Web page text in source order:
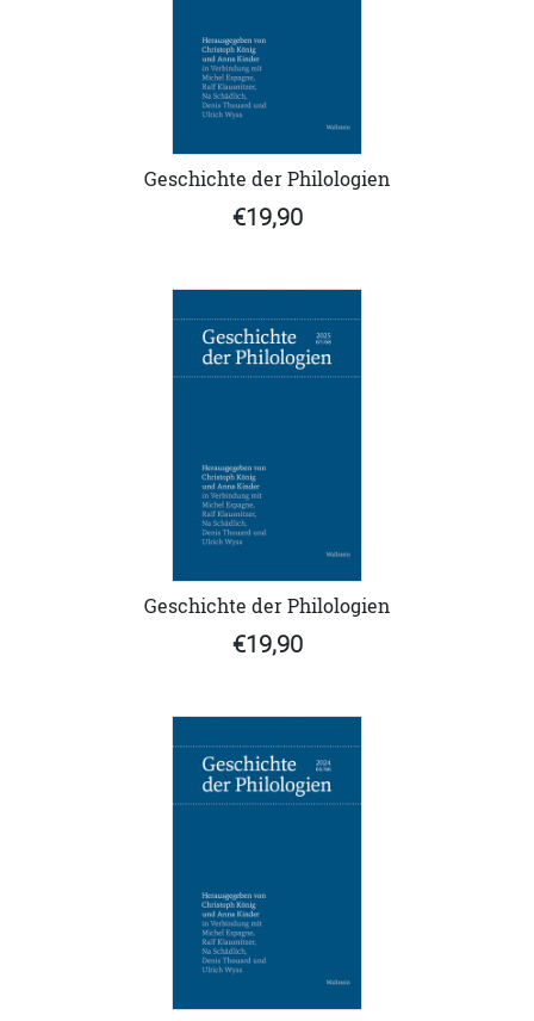
Geschichte der Philologien
€19,90
Geschichte der Philologien
€19,90